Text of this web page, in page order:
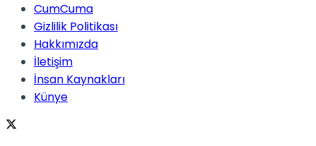
CumCuma
Gizlilik Politikası
Hakkımızda
İletişim
İnsan Kaynakları
Künye